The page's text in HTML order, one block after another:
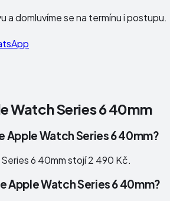
a domluvíme se na termínu i postupu.
Watch Series 6 40mm
Apple Watch Series 6 40mm?
6 40mm stojí 2 490 Kč.
Apple Watch Series 6 40mm?